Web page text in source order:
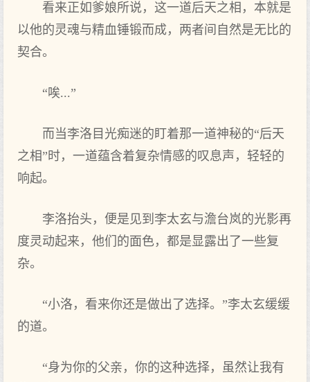
看来正如爹娘所说，这一道后天之相，本就是
以他的灵魂与精血锤锻而成，两者间自然是无比的
契合。
“唉...”
而当李洛目光痴迷的盯着那一道神秘的“后天
之相”时，一道蕴含着复杂情感的叹息声，轻轻的
响起。
李洛抬头，便是见到李太玄与澹台岚的光影再
度灵动起来，他们的面色，都是显露出了一些复
杂。
“小洛，看来你还是做出了选择。”李太玄缓缓
的道。
“身为你的父亲，你的这种选择，虽然让我有